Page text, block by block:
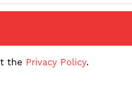
the Privacy Policy.